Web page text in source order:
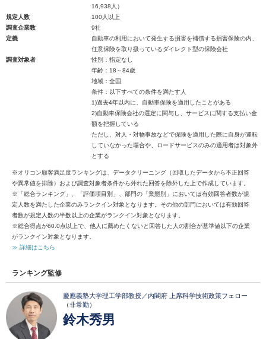
16,938人）
規定人数
100人以上
調査企業数
9社
定義
自動車の利用において発生する損害を補償する損害保険の内、
任意保険を取り扱っているダイレクト型の保険会社
調査対象者
性別：指定なし
年齢：18～84歳
地域：全国
条件：以下すべての条件を満たす人
1)過去4年以内に、自動車保険を適用したことがある
2)自動車保険会社の選定に関与し、サービスに関する支払い金
額を把握している
ただし、対人・対物事故などで保険を適用した際に自身が運転
していなかった場合や、ロードサービスのみの適用者は対象外
とする
※オリコン顧客満足度ランキングは、データクリーニング（回収したデータから不正回答
や異常値を排除）および調査対象者条件から外れた回答を除外した上で作成しています。
※「総合ランキング」、「評価項目別」、部門の「業態別」においては有効回答者数が規
定人数を満たした企業のみランクイン対象となります。その他の部門においては有効回答
者数が規定人数の半数以上の企業がランクイン対象となります。
※総合得点が60.0点以上で、他人に薦めたくないと回答した人の割合が基準値以下の企業
がランクイン対象となります。
≫ 詳細はこちら
ランキング監修
慶應義塾大学理工学部教授／内閣府 上席科学技術政策フェロー
（非常勤）
鈴木秀男